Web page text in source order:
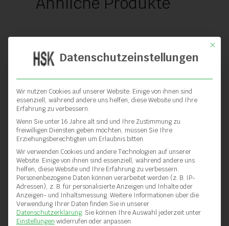
Schweissprobenstanze
Mit
Datenschutzeinstellungen
Wir nutzen Cookies auf unserer Website. Einige von ihnen sind
essenziell, während andere uns helfen, diese Website und Ihre
Erfahrung zu verbessern.
Wenn Sie unter 16 Jahre alt sind und Ihre Zustimmung zu
freiwilligen Diensten geben möchten, müssen Sie Ihre
Erziehungsberechtigten um Erlaubnis bitten.
Wir verwenden Cookies und andere Technologien auf unserer
Website. Einige von ihnen sind essenziell, während andere uns
helfen, diese Website und Ihre Erfahrung zu verbessern.
Personenbezogene Daten können verarbeitet werden (z. B. IP-
Adressen), z. B. für personalisierte Anzeigen und Inhalte oder
Anzeigen- und Inhaltsmessung. Weitere Informationen über die
Verwendung Ihrer Daten finden Sie in unserer
Datenschutzerklärung. Sie können Ihre Auswahl jederzeit unter
Einstellungen widerrufen oder anpassen.